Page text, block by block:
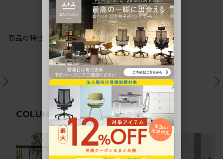
商品の特徴
COLUMN関連コラム